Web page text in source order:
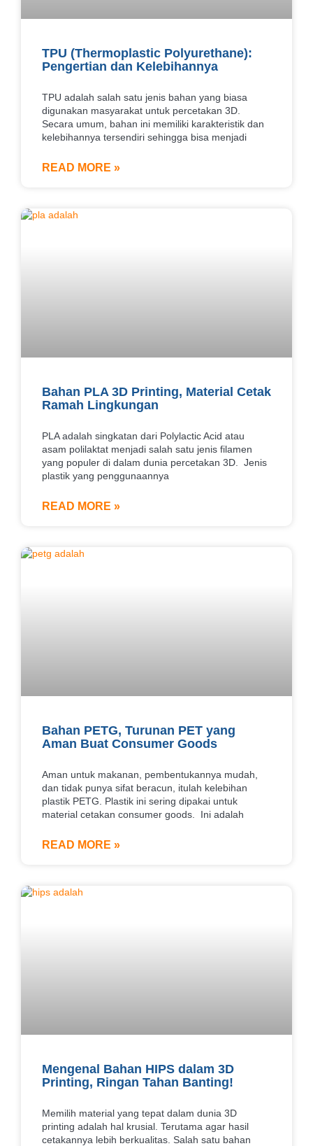
TPU (Thermoplastic Polyurethane):
Pengertian dan Kelebihannya
TPU adalah salah satu jenis bahan yang biasa
digunakan masyarakat untuk percetakan 3D.
Secara umum, bahan ini memiliki karakteristik dan
kelebihannya tersendiri sehingga bisa menjadi
READ MORE »
Bahan PLA 3D Printing, Material Cetak
Ramah Lingkungan
PLA adalah singkatan dari Polylactic Acid atau
asam polilaktat menjadi salah satu jenis filamen
yang populer di dalam dunia percetakan 3D. Jenis
plastik yang penggunaannya
READ MORE »
Bahan PETG, Turunan PET yang
Aman Buat Consumer Goods
Aman untuk makanan, pembentukannya mudah,
dan tidak punya sifat beracun, itulah kelebihan
plastik PETG. Plastik ini sering dipakai untuk
material cetakan consumer goods. Ini adalah
READ MORE »
Mengenal Bahan HIPS dalam 3D
Printing, Ringan Tahan Banting!
Memilih material yang tepat dalam dunia 3D
printing adalah hal krusial. Terutama agar hasil
cetakannya lebih berkualitas. Salah satu bahan